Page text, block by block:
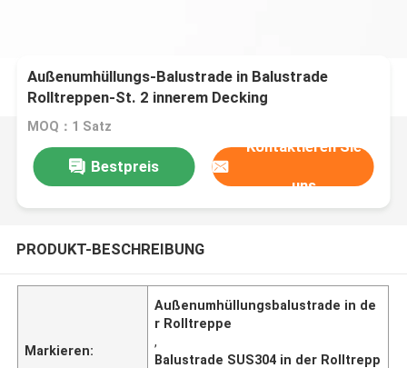
Außenumhüllungs-Balustrade in Balustrade
Rolltreppen-St. 2 innerem Decking
MOQ：1 Satz
Bestpreis
Kontaktieren Sie
uns
PRODUKT-BESCHREIBUNG
Markieren:
Außenumhüllungsbalustrade in de
r Rolltreppe
,
Balustrade SUS304 in der Rolltrepp